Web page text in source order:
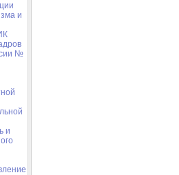
и
№
и